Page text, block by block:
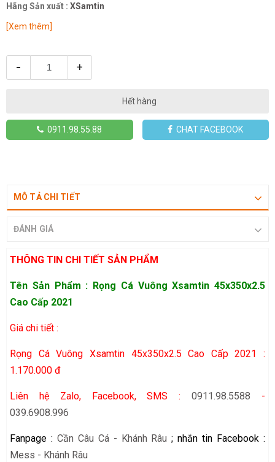
Hãng Sản xuất : XSamtin
[Xem thêm]
- +
Hết hàng
0911.98.55.88 CHAT FACEBOOK
MÔ TẢ CHI TIẾT
ĐÁNH GIÁ
THÔNG TIN CHI TIẾT SẢN PHẨM
Tên Sản Phẩm : Rọng Cá Vuông Xsamtin 45x350x2.5
Cao Cấp 2021
Giá chi tiết :
Rọng Cá Vuông Xsamtin 45x350x2.5 Cao Cấp 2021 :
1.170.000 đ
Liên hệ Zalo, Facebook, SMS :0911.98.5588 -
039.6908.996
Fanpage : Cần Câu Cá - Khánh Râu ; nhắn tin Facebook :
Mess - Khánh Râu